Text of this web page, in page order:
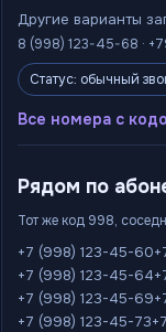
Другие варианты
8 (998) 123-45-68 ·
Статус: обычный
Все номера с
Рядом по
Тот же код 998,
+7 (998) 123-45-60
+7 (998) 123-45-64
+7 (998) 123-45-69
+7 (998) 123-45-73